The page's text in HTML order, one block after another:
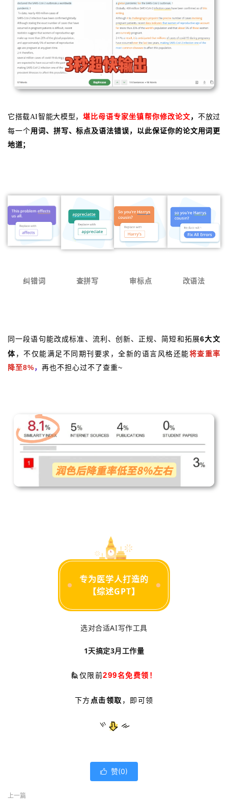
它搭载AI智能大模型， 堪比母语专家坐镇帮你修改论文 ，不放过
每一个用词、拼写、标点及语法错误，以此保证你的论文用词更
地道；
纠错词 查拼写 审标点 改语法
同一段语句能改成标准、流利、创新、正规、简短和拓展6大文
体，不仅能满足不同期刊要求，全新的语言风格还能将查重率
降至8%， 再也不担心过不了查重~
专为医学人打造的
【综述GPT】
选对合适AI写作工具
1天搞定3月工作量
🙋 仅限前299名免费领！
下方 点击领取 ， 即可领
 赞(0)
上一篇